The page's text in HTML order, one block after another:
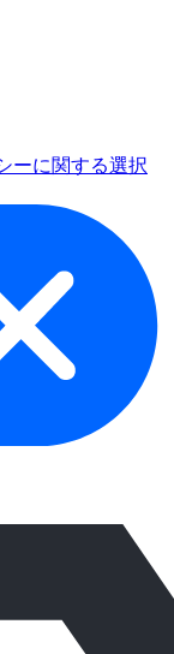
ーに関する選択